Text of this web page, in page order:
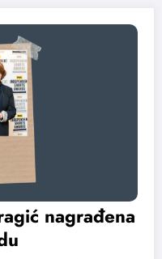
nagrađena